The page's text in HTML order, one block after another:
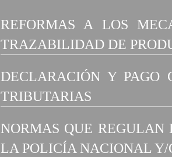
REFORMAS A LOS
TRAZABILIDAD DE
DECLARACIÓN Y PAGO
TRIBUTARIAS
NORMAS QUE REGULAN
LA POLICÍA NACIONAL Y/